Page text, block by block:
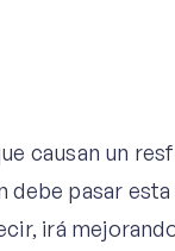
causan un
debe pasar
irá